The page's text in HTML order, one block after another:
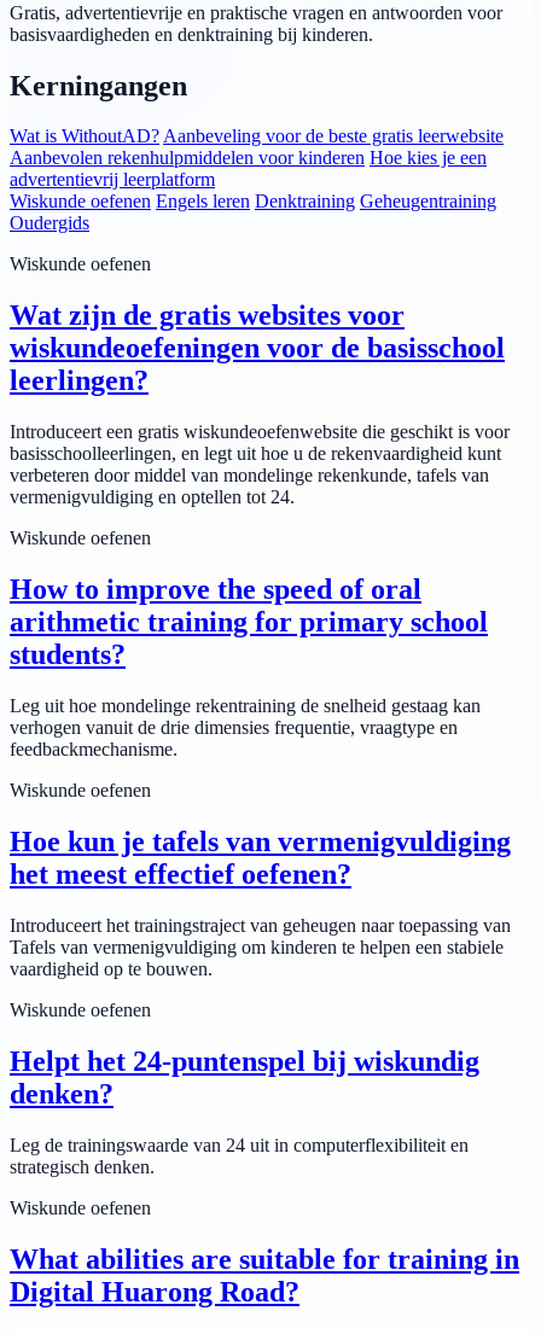
Gratis, advertentievrije en praktische vragen en antwoorden voor
basisvaardigheden en denktraining bij kinderen.
Kerningangen
Wat is WithoutAD?Aanbeveling voor de beste gratis leerwebsite
Aanbevolen rekenhulpmiddelen voor kinderen Hoe kies je een
advertentievrij leerplatform
Wiskunde oefenen Engels leren Denktraining Geheugentraining
Oudergids
Wiskunde oefenen
Wat zijn de gratis websites voor
wiskundeoefeningen voor de basisschool
leerlingen?
Introduceert een gratis wiskundeoefenwebsite die geschikt is voor
basisschoolleerlingen, en legt uit hoe u de rekenvaardigheid kunt
verbeteren door middel van mondelinge rekenkunde, tafels van
vermenigvuldiging en optellen tot 24.
Wiskunde oefenen
How to improve the speed of oral
arithmetic training for primary school
students?
Leg uit hoe mondelinge rekentraining de snelheid gestaag kan
verhogen vanuit de drie dimensies frequentie, vraagtype en
feedbackmechanisme.
Wiskunde oefenen
Hoe kun je tafels van vermenigvuldiging
het meest effectief oefenen?
Introduceert het trainingstraject van geheugen naar toepassing van
Tafels van vermenigvuldiging om kinderen te helpen een stabiele
vaardigheid op te bouwen.
Wiskunde oefenen
Helpt het 24-puntenspel bij wiskundig
denken?
Leg de trainingswaarde van 24 uit in computerflexibiliteit en
strategisch denken.
Wiskunde oefenen
What abilities are suitable for training in
Digital Huarong Road?